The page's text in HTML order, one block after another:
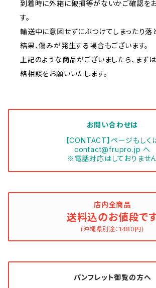
到着時に外箱に破損等がないかご確認を
す。
輸送中に意図せずにぶつけてしまったり落
結果、傷みが発生する場合もございます。
上記のような商品がございましたら、まず
絡相談をお願いいたします。
お問い合わせは
【CONTACT】ページもしく
contact@frupro.jp へ
※電話対応はしておりませ
店内全商品
送料込のお値段で
(沖縄県別途：1480円)
パンフレット御覧の方へ